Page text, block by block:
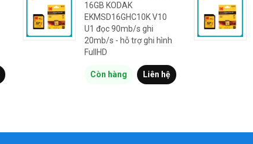
16GB KODAK
EKMSD16GHC10K V10
U1 đọc 90mb/s ghi
20mb/s - hỗ trợ ghi hình
FullHD
Còn hàng Liên hệ